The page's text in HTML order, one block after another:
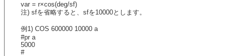
var = r×cos(deg/sf)
注) sfを省略すると、sfを10000とします。
例1) COS 600000 10000 a
#pr a
5000
#